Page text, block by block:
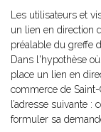
Les utilisateurs et
un lien en direction
préalable du greffe
Dans l'hypothèse
place un lien en
commerce de
l’adresse suivante
formuler sa